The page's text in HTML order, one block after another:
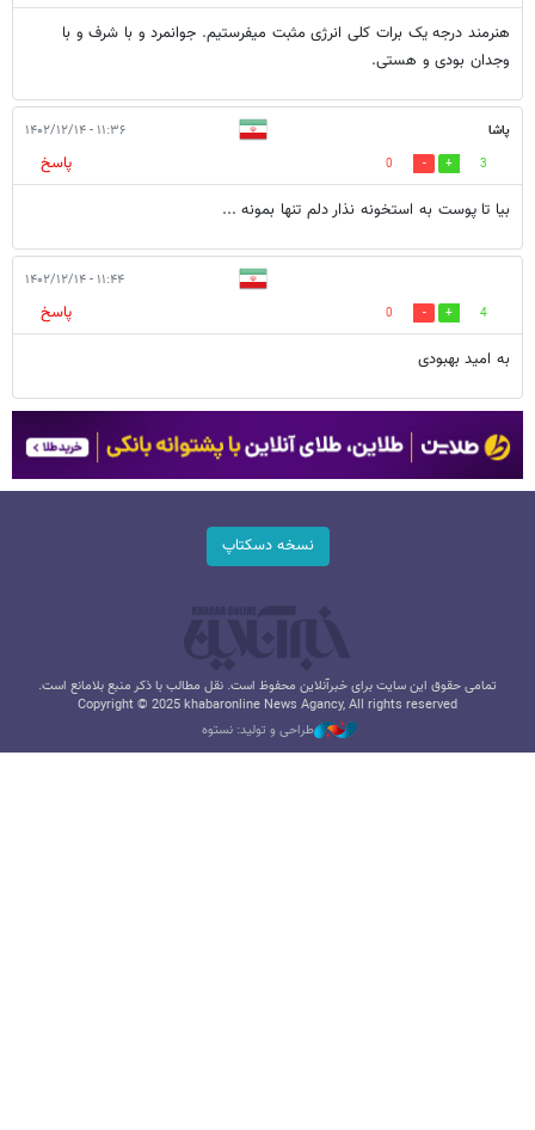
هنرمند درجه یک برات کلی انرژی مثبت میفرستیم. جوانمرد و با شرف و با
وجدان بودی و هستی.
پاشا ۱۱:۳۶ - ۱۴۰۲/۱۲/۱۴
3
0
پاسخ
بیا تا پوست به استخونه نذار دلم تنها بمونه ...
۱۱:۴۴ - ۱۴۰۲/۱۲/۱۴
4
0
پاسخ
به امید بهبودی
نسخه دسکتاپ
تمامی حقوق این سایت برای خبرآنلاین محفوظ است. نقل مطالب با ذکر منبع بلامانع است.
Copyright © 2025 khabaronline News Agancy, All rights reserved
طراحی و تولید: نستوه